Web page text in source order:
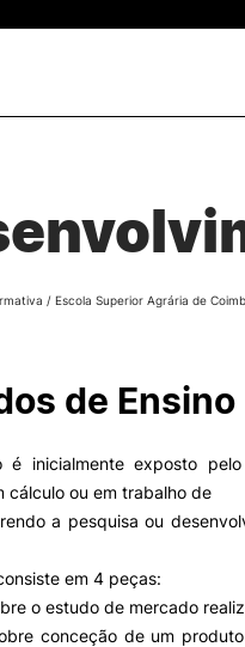
Oferta Formativa
II&D E EMPRESAS
/ Escola Superior Agrária de
de Ensino
é inicialmente exposto
cálculo ou em trabalho de
a pesquisa ou
em 4 peças:
o estudo de mercado
conceção de um